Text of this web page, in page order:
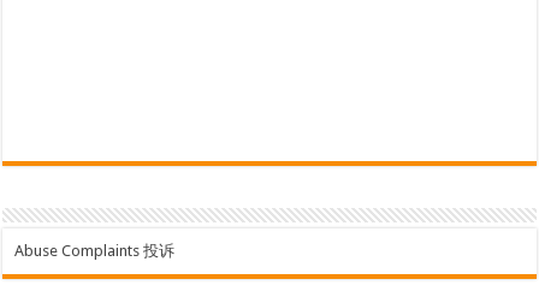
Abuse Complaints 投诉